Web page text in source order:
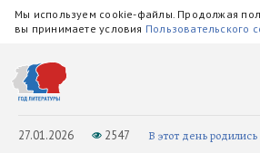
Мы используем cookie-файлы. Продолжая
вы принимаете условия Пользовательского
27.01.2026 2547 В этот день родились